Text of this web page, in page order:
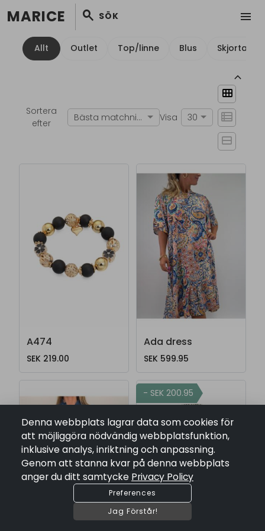
MARICE search SÖK menu
Allt Outlet Top/linne Blus Skjorta
Sortera
efter
Bästa matchningen Visa 30
view_module
view_list
view_stream
A474
SEK 219.00
Ada dress
SEK 599.95
- SEK 200.95
keyboard_arrow_up
Denna webbplats lagrar data som cookies för
att möjliggöra nödvändig webbplatsfunktion,
inklusive analys, inriktning och anpassning.
Genom att stanna kvar på denna webbplats
anger du ditt samtycke Privacy Policy
Preferences
Jag Förstår!